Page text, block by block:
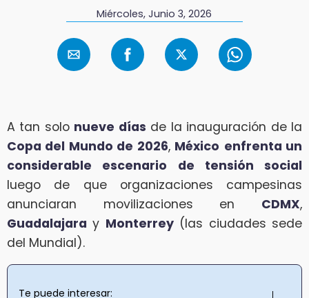
Miércoles, Junio 3, 2026
A tan solo nueve días de la inauguración de la
Copa del Mundo de 2026, México enfrenta un
considerable escenario de tensión social
luego de que organizaciones campesinas
anunciaran movilizaciones en CDMX,
Guadalajara y Monterrey(las ciudades sede
del Mundial).
Te puede interesar: